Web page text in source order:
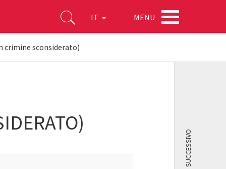
IT MENU
crimine sconsiderato)
SUCCESSIVO